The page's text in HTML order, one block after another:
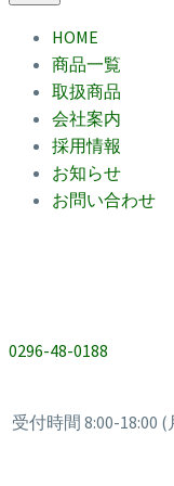
HOME
商品一覧
取扱商品
会社案内
採用情報
お知らせ
お問い合わせ
0296-48-0188
受付時間 8:00-18:00